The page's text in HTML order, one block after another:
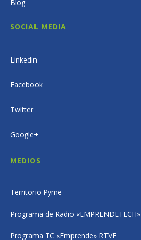
Blog
SOCIAL MEDIA
Linkedin
Facebook
Twitter
Google+
MEDIOS
Territorio Pyme
Programa de Radio «EMPRENDETECH»
Programa TC «Emprende» RTVE